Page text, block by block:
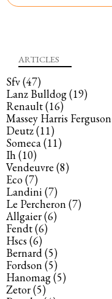
ARTICLES
Sfv(47)
Lanz Bulldog(19)
Renault(16)
Massey Harris Ferguson
Deutz(11)
Someca(11)
Ih(10)
Vendeuvre (8)
Eco(7)
Landini(7)
Le Percheron(7)
Allgaier(6)
Fendt(6)
Hscs (6)
Bernard(5)
Fordson(5)
Hanomag(5)
Zetor(5)